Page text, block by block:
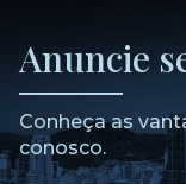
Anuncie
Conheça as
conosco.